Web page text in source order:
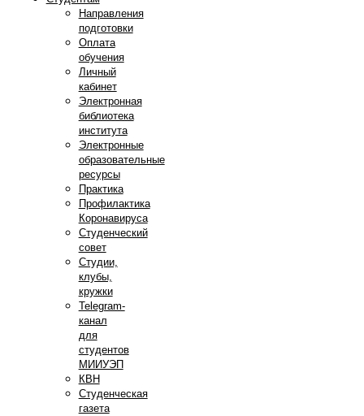
Направления
подготовки
Оплата
обучения
Личный
кабинет
Электронная
библиотека
института
Электронные
образовательные
ресурсы
Практика
Профилактика
Коронавируса
Студенческий
совет
Студии,
клубы,
кружки
Telegram-
канал
для
студентов
МИИУЭП
КВН
Студенческая
газета